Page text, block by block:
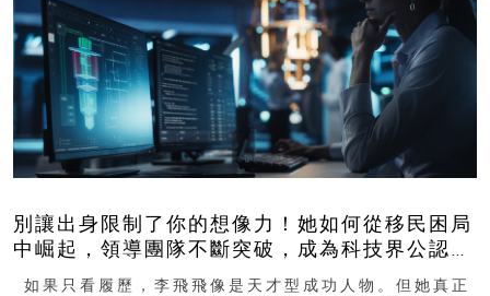
別讓出身限制了你的想像力！她如何從移民困局
中崛起，領導團隊不斷突破，成為科技界公認的
「教母」？
如果只看履歷，李飛飛像是天才型成功人物。但她真正